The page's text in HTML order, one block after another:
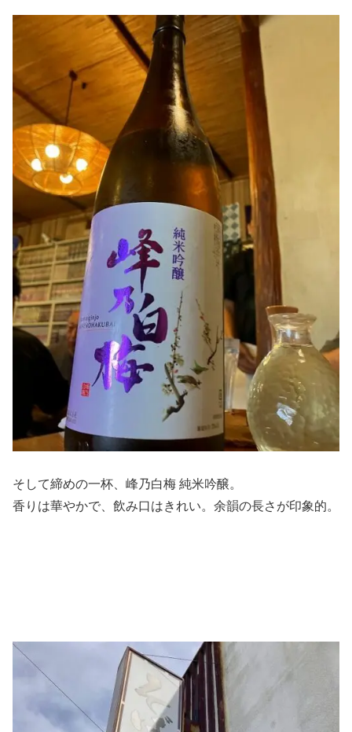
そして締めの一杯、峰乃白梅 純米吟醸。
香りは華やかで、飲み口はきれい。余韻の長さが印象的。